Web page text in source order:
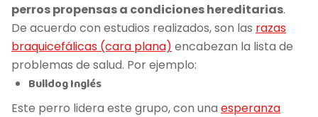
perros propensas a condiciones hereditarias.
De acuerdo con estudios realizados, son las razas
braquicefálicas (cara plana) encabezan la lista de
problemas de salud. Por ejemplo:
Bulldog Inglés
Este perro lidera este grupo, con una esperanza